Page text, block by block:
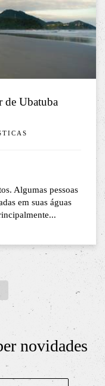
de Ubatuba
Algumas pessoas
em suas águas
novidades